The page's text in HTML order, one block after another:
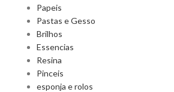
Papeis
Pastas e Gesso
Brilhos
Essencias
Resina
Pinceis
esponja e rolos